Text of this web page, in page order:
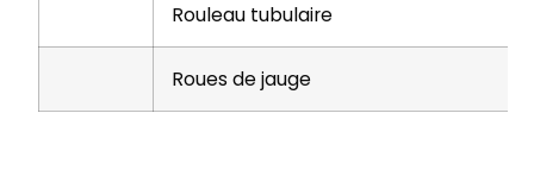
Rouleau tubulaire
Roues de jauge